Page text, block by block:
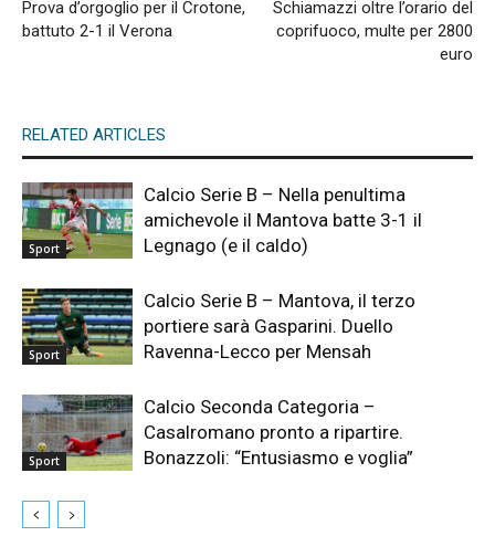
Prova d’orgoglio per il Crotone,
battuto 2-1 il Verona
Schiamazzi oltre l’orario del
coprifuoco, multe per 2800
euro
RELATED ARTICLES
Sport
Calcio Serie B – Nella penultima
amichevole il Mantova batte 3-1 il
Legnago (e il caldo)
Sport
Calcio Serie B – Mantova, il terzo
portiere sarà Gasparini. Duello
Ravenna-Lecco per Mensah
Sport
Calcio Seconda Categoria –
Casalromano pronto a ripartire.
Bonazzoli: “Entusiasmo e voglia”